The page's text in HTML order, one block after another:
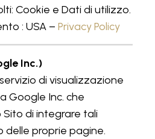
Cookie e Dati di utilizzo.
: USA – Privacy Policy
Inc.)
di visualizzazione
Google Inc. che
di integrare tali
delle proprie pagine.